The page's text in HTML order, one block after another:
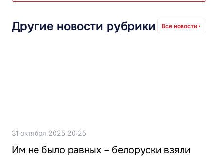
Другие новости рубрики Все новости
31 октября 2025 20:25
Им не было равных – белоруски взяли